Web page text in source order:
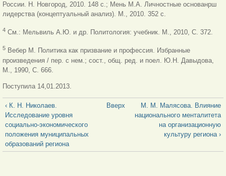
России. Н. Новгород, 2010. 148 с.; Мень М.А. Личностные основанрш
лидерства (концептуальный анализ). М., 2010. 352 с.
4 См.: Мельвиль А.Ю. и др. Политология: учебник. М., 2010, С. 372.
5 Вебер М. Политика как призвание и профессия. Избранные
произведения / пер. с нем.; сост., общ. ред. и поел. Ю.Н. Давыдова,
М., 1990, С. 666.
Поступила 14,01.2013.
‹ К. Н. Николаев.
Исследование уровня
социально-экономического
положения муниципальных
образований региона
Вверх
М. М. Малясова. Влияние
национального менталитета
на организационную
культуру региона ›